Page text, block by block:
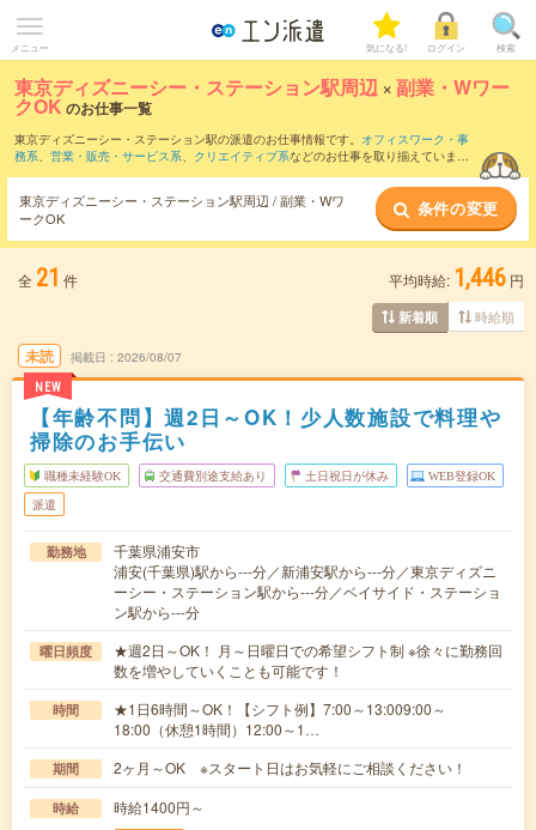
メニュー 気になる! ログイン 検索
東京ディズニーシー・ステーション駅周辺 ×副業・Wワー
クOK のお仕事一覧
東京ディズニーシー・ステーション駅の派遣のお仕事情報です。 オフィスワーク・事
務系、 営業・販売・サービス系、 クリエイティブ系などのお仕事を取り揃えていま
東京ディズニーシー・ステーション駅周辺 / 副業・Wワ
ークOK
条件の変更
全 21 件 平均時給: 1,446 円
新着順 時給順
未読
NEW
掲載日 2026/08/07
【年齢不問】週2日～OK！少人数施設で料理や
掃除のお手伝い
職種未経験OK 交通費別途支給あり 土日祝日が休み WEB登録OK
派遣
勤務地
千葉県浦安市
浦安(千葉県)駅から---分／新浦安駅から---分／東京ディズニ
ーシー・ステーション駅から---分／ベイサイド・ステーショ
ン駅から---分
曜日頻度
★週2日～OK！ 月～日曜日での希望シフト制 ※徐々に勤務回
数を増やしていくことも可能です！
時間
★1日6時間～OK！【シフト例】7:00～13:009:00～
18:00（休憩1時間）12:00～1…
期間 2ヶ月～OK ※スタート日はお気軽にご相談ください！
時給 時給1400円～